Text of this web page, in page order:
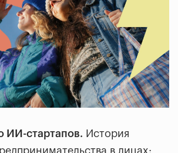
ИИ-стартапов. История
в лицах: